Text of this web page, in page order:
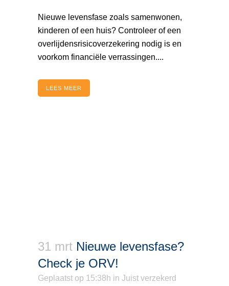
Nieuwe levensfase zoals samenwonen,
kinderen of een huis? Controleer of een
overlijdensrisicoverzekering nodig is en
voorkom financiële verrassingen....
LEES MEER
31 mrt Nieuwe levensfase?
Check je ORV!
Geplaatst op 15:38h in Juist verzekerd